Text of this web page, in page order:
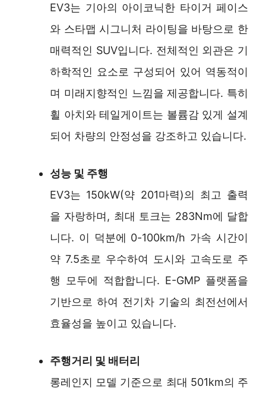
EV3는 기아의 아이코닉한 타이거 페이스
와 스타맵 시그니처 라이팅을 바탕으로 한
매력적인 SUV입니다. 전체적인 외관은 기
하학적인 요소로 구성되어 있어 역동적이
며 미래지향적인 느낌을 제공합니다. 특히
휠 아치와 테일게이트는 볼륨감 있게 설계
되어 차량의 안정성을 강조하고 있습니다.
성능 및 주행
EV3는 150kW(약 201마력)의 최고 출력
을 자랑하며, 최대 토크는 283Nm에 달합
니다. 이 덕분에 0-100km/h 가속 시간이
약 7.5초로 우수하여 도시와 고속도로 주
행 모두에 적합합니다. E-GMP 플랫폼을
기반으로 하여 전기차 기술의 최전선에서
효율성을 높이고 있습니다.
주행거리 및 배터리
롱레인지 모델 기준으로 최대 501km의 주